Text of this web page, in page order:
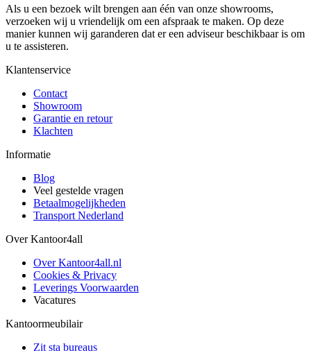
Als u een bezoek wilt brengen aan één van onze showrooms,
verzoeken wij u vriendelijk om een afspraak te maken. Op deze
manier kunnen wij garanderen dat er een adviseur beschikbaar is om
u te assisteren.
Klantenservice
Contact
Showroom
Garantie en retour
Klachten
Informatie
Blog
Veel gestelde vragen
Betaalmogelijkheden
Transport Nederland
Over Kantoor4all
Over Kantoor4all.nl
Cookies & Privacy
Leverings Voorwaarden
Vacatures
Kantoormeubilair
Zit sta bureaus